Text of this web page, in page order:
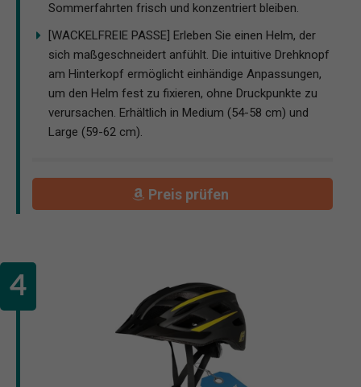
Sommerfahrten frisch und konzentriert bleiben.
[WACKELFREIE PASSE] Erleben Sie einen Helm, der
sich maßgeschneidert anfühlt. Die intuitive Drehknopf
am Hinterkopf ermöglicht einhändige Anpassungen,
um den Helm fest zu fixieren, ohne Druckpunkte zu
verursachen. Erhältlich in Medium (54-58 cm) und
Large (59-62 cm).
Preis prüfen